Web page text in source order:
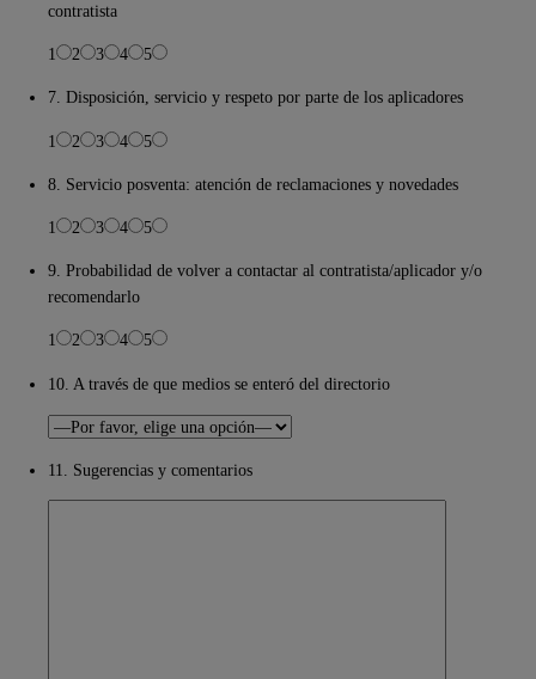
contratista
1 2 3 4 5
7. Disposición, servicio y respeto por parte de los aplicadores
1 2 3 4 5
8. Servicio posventa: atención de reclamaciones y novedades
1 2 3 4 5
9. Probabilidad de volver a contactar al contratista/aplicador y/o
recomendarlo
1 2 3 4 5
10. A través de que medios se enteró del directorio
11. Sugerencias y comentarios